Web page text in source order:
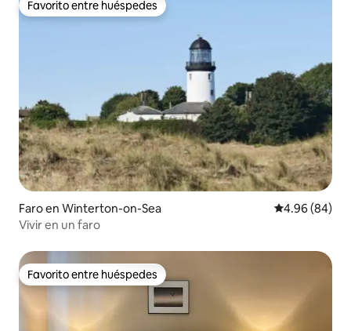
Favorito entre huéspedes
Favorito entre huéspedes
Faro en Winterton-on-Sea Calificación
4.96 (84)
Vivir en un faro
Favorito entre huéspedes
Favorito entre huéspedes